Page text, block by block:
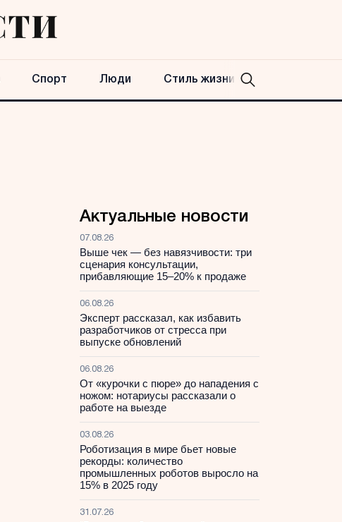
Спорт Люди Стиль жизни
Актуальные новости
07.08.26
Выше чек — без навязчивости: три
сценария консультации,
прибавляющие 15–20% к продаже
06.08.26
Эксперт рассказал, как избавить
разработчиков от стресса при
выпуске обновлений
06.08.26
От «курочки с пюре» до нападения с
ножом: нотариусы рассказали о
работе на выезде
03.08.26
Роботизация в мире бьет новые
рекорды: количество
промышленных роботов выросло на
15% в 2025 году
31.07.26